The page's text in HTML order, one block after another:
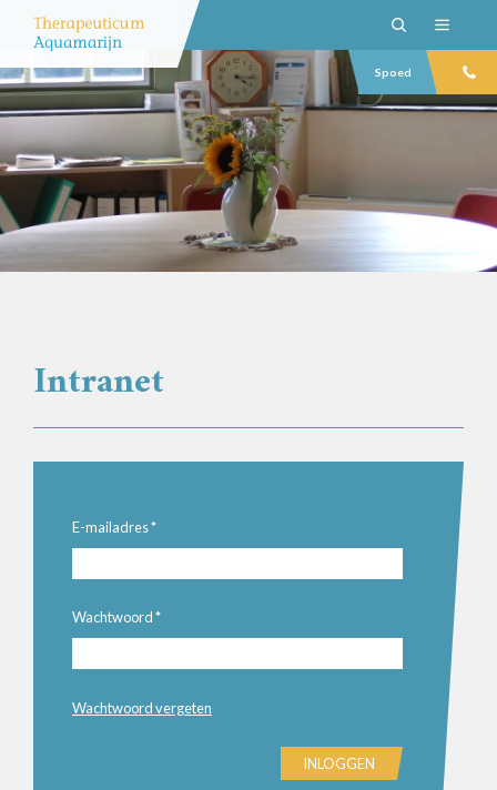
Spoed
Intranet
E-mailadres*
Wachtwoord*
Wachtwoord vergeten
INLOGGEN